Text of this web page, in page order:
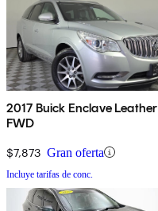
2017 Buick Enclave Leather
FWD
$7,873 Gran oferta
Incluye tarifas de conc.